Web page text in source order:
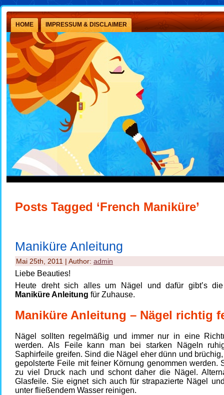
HOME IMPRESSUM & DISCLAIMER
Posts Tagged ‘French Maniküre’
Maniküre Anleitung
Mai 25th, 2011 | Author: admin
Liebe Beauties!
Heute dreht sich alles um Nägel und dafür gibt’s
Maniküre Anleitung für Zuhause.
Maniküre Anleitung – Nägel richtig
Nägel sollten regelmäßig und immer nur in eine
werden. Als Feile kann man bei starken Nägeln
Saphirfeile greifen. Sind die Nägel eher dünn und
gepolsterte Feile mit feiner Körnung genommen werden.
zu viel Druck nach und schont daher die Nägel.
Glasfeile. Sie eignet sich auch für strapazierte Nägel
unter fließendem Wasser reinigen.